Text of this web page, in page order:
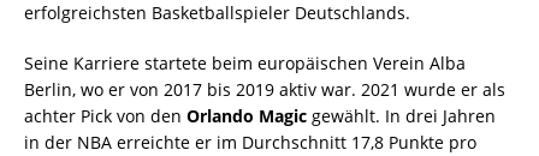
erfolgreichsten Basketballspieler Deutschlands.
Seine Karriere startete beim europäischen Verein Alba
Berlin, wo er von 2017 bis 2019 aktiv war. 2021 wurde er als
achter Pick von den Orlando Magic gewählt. In drei Jahren
in der NBA erreichte er im Durchschnitt 17,8 Punkte pro